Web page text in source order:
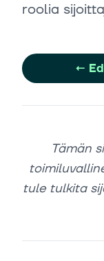
roolia
←
Tämän
tule tulkita